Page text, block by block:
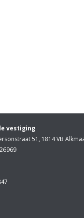
vestiging
51, 1814 VB